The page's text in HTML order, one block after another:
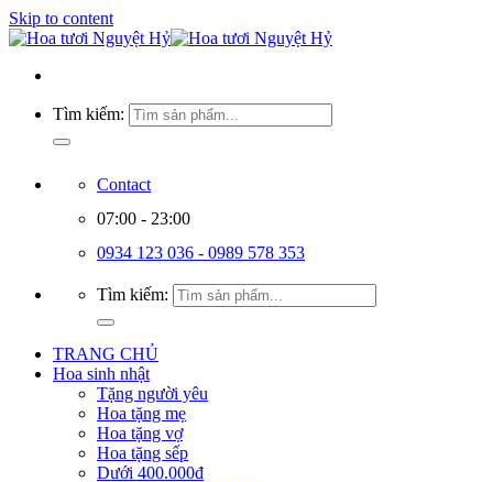
Skip to content
Tìm kiếm:
Contact
07:00 - 23:00
0934 123 036 - 0989 578 353
Tìm kiếm:
TRANG CHỦ
Hoa sinh nhật
Tặng người yêu
Hoa tặng mẹ
Hoa tặng vợ
Hoa tặng sếp
Dưới 400.000đ